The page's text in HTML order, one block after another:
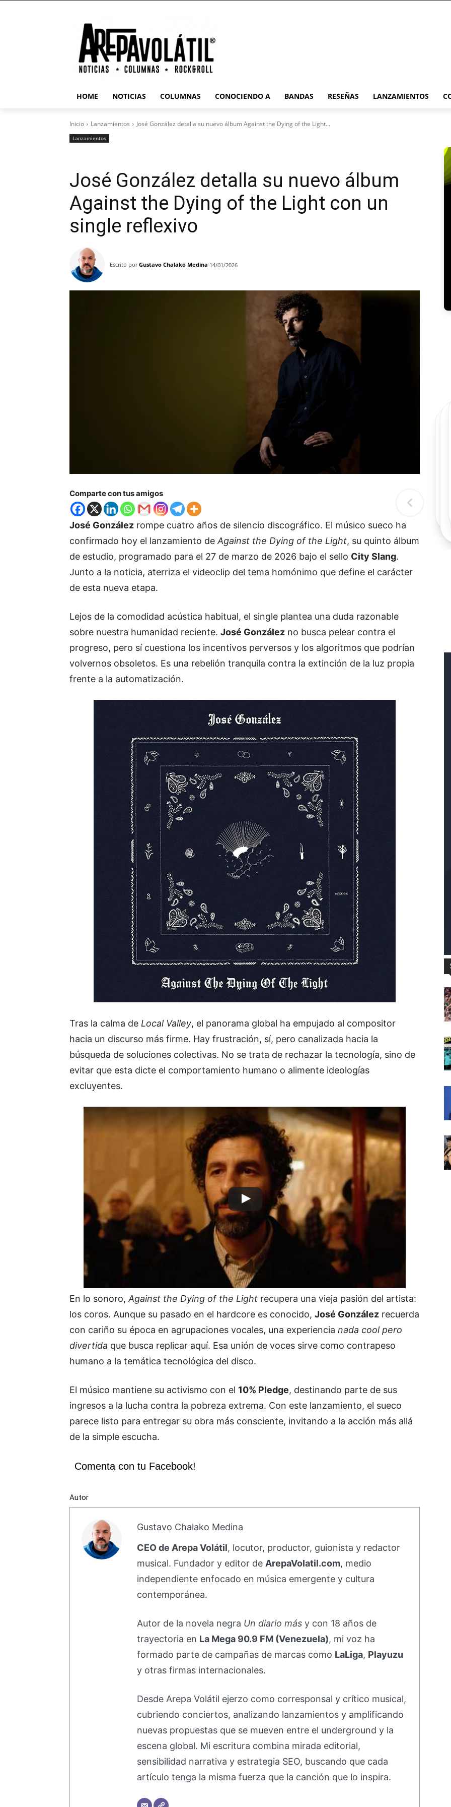
HOME NOTICIAS COLUMNAS CONOCIENDO A BANDAS RESEÑAS LANZAMIENTOS
Inicio Lanzamientos José González detalla su nuevo álbum Against the Dying of the Light...
Lanzamientos
José González detalla su nuevo álbum
Against the Dying of the Light con un
single reflexivo
Escrito por Gustavo Chalako Medina 14/01/2026
Comparte con tus amigos
José González rompe cuatro años de silencio discográfico. El músico sueco ha
confirmado hoy el lanzamiento de Against the Dying of the Light, su quinto álbum
de estudio, programado para el 27 de marzo de 2026 bajo el sello City Slang.
Junto a la noticia, aterriza el videoclip del tema homónimo que define el carácter
de esta nueva etapa.
Lejos de la comodidad acústica habitual, el single plantea una duda razonable
sobre nuestra humanidad reciente. José González no busca pelear contra el
progreso, pero sí cuestiona los incentivos perversos y los algoritmos que podrían
volvernos obsoletos. Es una rebelión tranquila contra la extinción de la luz propia
frente a la automatización.
Tras la calma de Local Valley, el panorama global ha empujado al compositor
hacia un discurso más firme. Hay frustración, sí, pero canalizada hacia la
búsqueda de soluciones colectivas. No se trata de rechazar la tecnología, sino de
evitar que esta dicte el comportamiento humano o alimente ideologías
excluyentes.
En lo sonoro, Against the Dying of the Light recupera una vieja pasión del artista:
los coros. Aunque su pasado en el hardcore es conocido, José González recuerda
con cariño su época en agrupaciones vocales, una experiencia nada cool pero
divertida que busca replicar aquí. Esa unión de voces sirve como contrapeso
humano a la temática tecnológica del disco.
El músico mantiene su activismo con el 10% Pledge, destinando parte de sus
ingresos a la lucha contra la pobreza extrema. Con este lanzamiento, el sueco
parece listo para entregar su obra más consciente, invitando a la acción más allá
de la simple escucha.
Comenta con tu Facebook!
Autor
Gustavo Chalako Medina
CEO de Arepa Volátil, locutor, productor, guionista y redactor
musical. Fundador y editor de ArepaVolatil.com, medio
independiente enfocado en música emergente y cultura
contemporánea.
Autor de la novela negra Un diario másy con 18 años de
trayectoria en La Mega 90.9 FM (Venezuela), mi voz ha
formado parte de campañas de marcas como LaLiga, Playuzu
y otras firmas internacionales.
Desde Arepa Volátil ejerzo como corresponsal y crítico musical,
cubriendo conciertos, analizando lanzamientos y amplificando
nuevas propuestas que se mueven entre el underground y la
escena global. Mi escritura combina mirada editorial,
sensibilidad narrativa y estrategia SEO, buscando que cada
artículo tenga la misma fuerza que la canción que lo inspira.